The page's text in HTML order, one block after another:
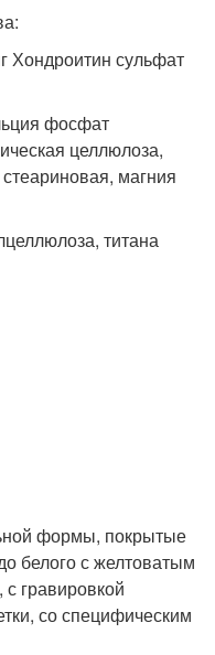
Хондроитин сульфат
фосфат
целлюлоза,
магния
титана
формы, покрытые
белого с желтоватым
гравировкой
со специфическим